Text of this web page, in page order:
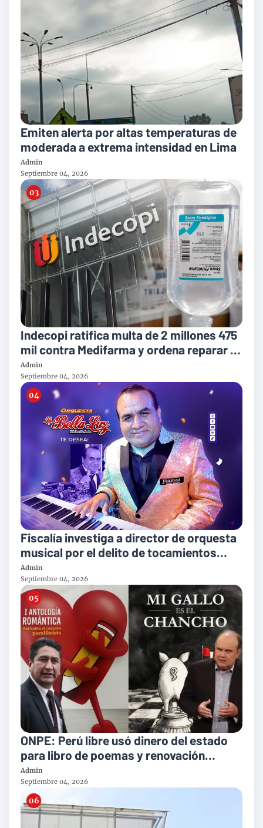
Emiten alerta por altas temperaturas de
moderada a extrema intensidad en Lima
Admin
Septiembre 04, 2026
Indecopi ratifica multa de 2 millones 475
mil contra Medifarma y ordena reparar a
victimas del suero defectuoso
Admin
Septiembre 04, 2026
Fiscalía investiga a director de orquesta
musical por el delito de tocamientos
indebidos
Admin
Septiembre 04, 2026
ONPE: Perú libre usó dinero del estado
para libro de poemas y renovación
popular en biografía de López Aliaga
Admin
Septiembre 04, 2026